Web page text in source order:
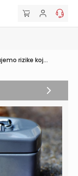
rizike koj...